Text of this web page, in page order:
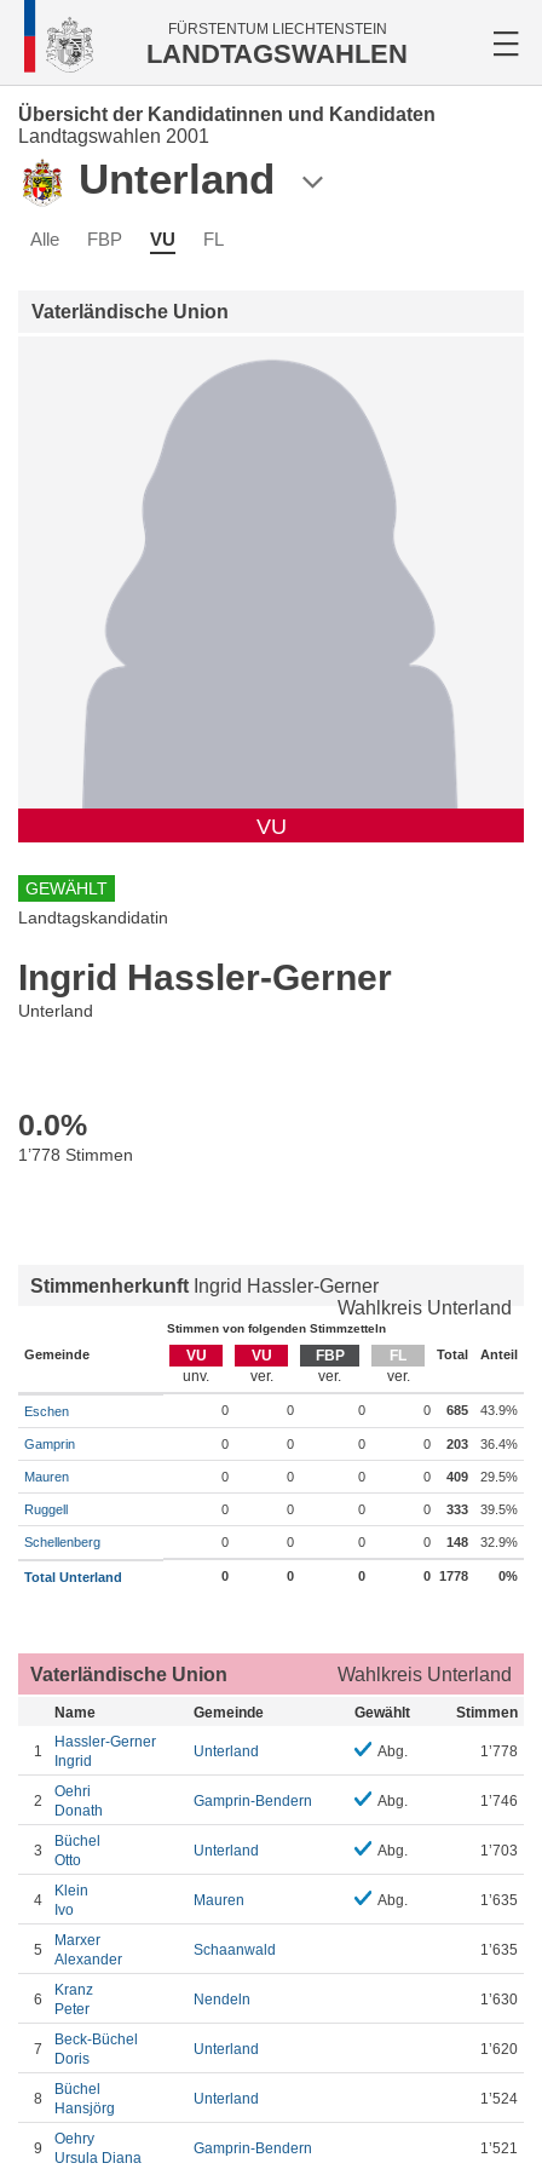
FÜRSTENTUM LIECHTENSTEIN
LANDTAGSWAHLEN
Übersicht der Kandidatinnen und Kandidaten
Landtagswahlen 2001
Unterland
Alle FBP VU FL
Vaterländische Union
VU
GEWÄHLT
Landtagskandidatin
Ingrid Hassler-Gerner
Unterland
0.0%
1’778 Stimmen
Stimmenherkunft Ingrid Hassler-Gerner
Wahlkreis Unterland
Stimmen von folgenden Stimmzetteln
Gemeinde VU VU FBP FL Total Anteil
Eschen 0 0 0 0 685 43.9%
Gamprin 0 0 0 0 203 36.4%
Mauren 0 0 0 0 409 29.5%
Ruggell 0 0 0 0 333 39.5%
Schellenberg 0 0 0 0 148 32.9%
Total Unterland 0 0 0 0 1778 0%
Vaterländische Union Wahlkreis Unterland
Name Gemeinde Gewählt Stimmen
1
Hassler-Gerner
Ingrid
Unterland Abg. 1’778
2
Oehri
Donath
Gamprin-Bendern Abg. 1’746
3
Büchel
Otto
Unterland Abg. 1’703
4
Klein
Ivo
Mauren Abg. 1’635
5
Marxer
Alexander
Schaanwald 1’635
6
Kranz
Peter
Nendeln 1’630
7
Beck-Büchel
Doris
Unterland 1’620
8
Büchel
Hansjörg
Unterland 1’524
9
Oehry
Ursula Diana
Gamprin-Bendern 1’521